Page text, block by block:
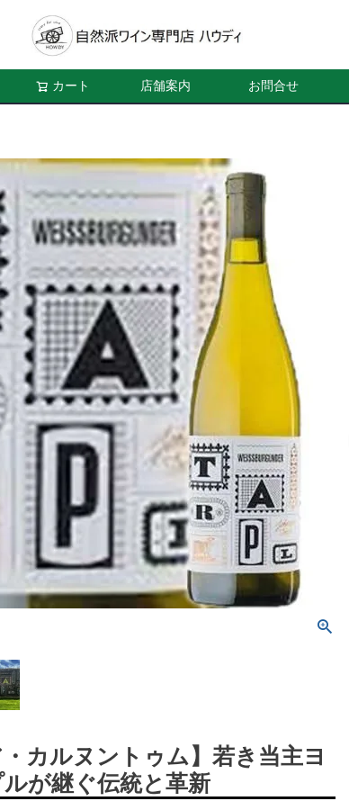
カート 店舗案内 お問合せ
・カルヌントゥム】若き当主ヨ
が継ぐ伝統と革新